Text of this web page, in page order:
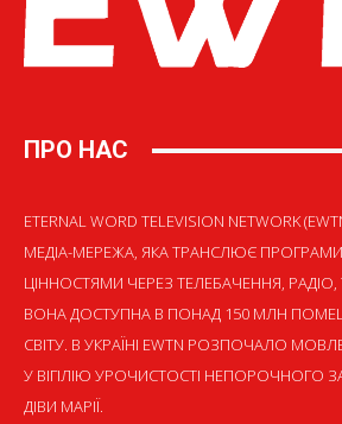
ПРО НАС
ETERNAL WORD TELEVISION NETWORK
МЕДІА-МЕРЕЖА, ЯКА ТРАНСЛЮЄ
ЦІННОСТЯМИ ЧЕРЕЗ ТЕЛЕБАЧЕННЯ, РАДІО,
ВОНА ДОСТУПНА В ПОНАД 150 МЛН
СВІТУ. В УКРАЇНІ EWTN РОЗПОЧАЛО
У ВІГІЛІЮ УРОЧИСТОСТІ НЕПОРОЧНОГО
ДІВИ МАРІЇ.